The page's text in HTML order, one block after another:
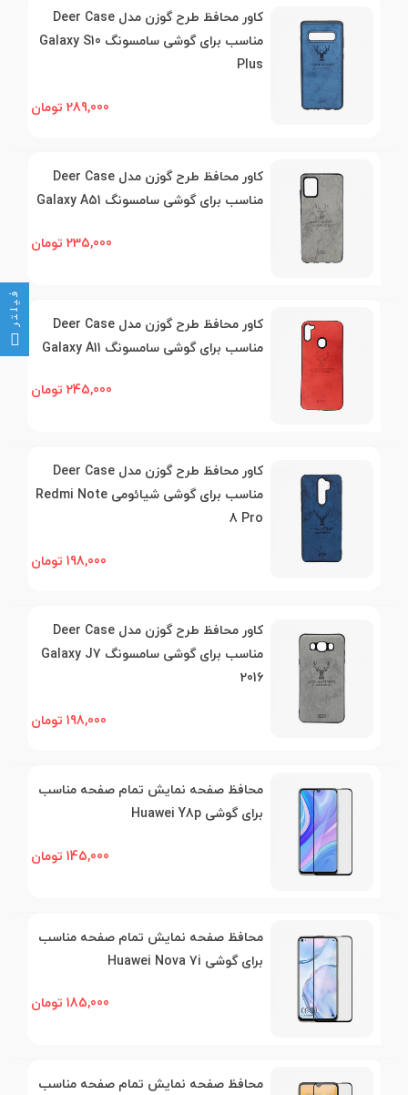
کاور محافظ طرح گوزن مدل Deer Case
مناسب برای گوشی سامسونگ Galaxy S10
Plus
289,000 تومان
کاور محافظ طرح گوزن مدل Deer Case
مناسب برای گوشی سامسونگ Galaxy A51
235,000 تومان
کاور محافظ طرح گوزن مدل Deer Case
مناسب برای گوشی سامسونگ Galaxy A11
245,000 تومان
کاور محافظ طرح گوزن مدل Deer Case
مناسب برای گوشی شیائومی Redmi Note
8 Pro
198,000 تومان
کاور محافظ طرح گوزن مدل Deer Case
مناسب برای گوشی سامسونگ Galaxy J7
2016
198,000 تومان
محافظ صفحه نمایش تمام صفحه مناسب
برای گوشی Huawei Y8p
145,000 تومان
محافظ صفحه نمایش تمام صفحه مناسب
برای گوشی Huawei Nova 7i
185,000 تومان
محافظ صفحه نمایش تمام صفحه مناسب
فیلتر